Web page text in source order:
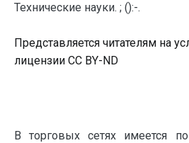
Технические науки. ; ():-.
Представляется читателям на
лицензии CC BY-ND
В торговых сетях имеется